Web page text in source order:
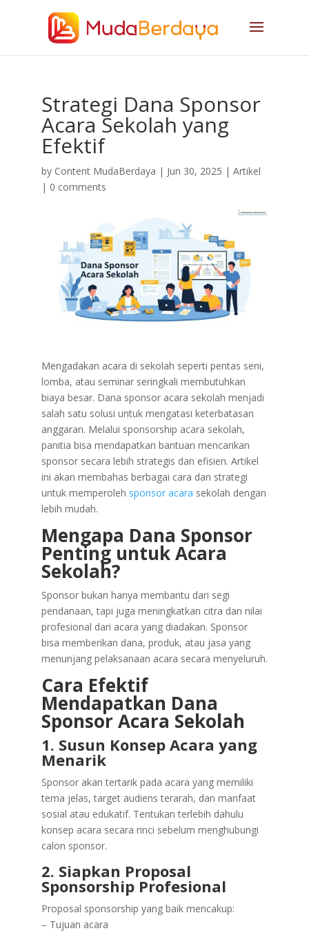
Strategi Dana Sponsor
Acara Sekolah yang
Efektif
by Content MudaBerdaya | Jun 30, 2025 | Artikel
| 0 comments
Mengadakan acara di sekolah seperti pentas seni,
lomba, atau seminar seringkali membutuhkan
biaya besar. Dana sponsor acara sekolah menjadi
salah satu solusi untuk mengatasi keterbatasan
anggaran. Melalui sponsorship acara sekolah,
panitia bisa mendapatkan bantuan mencarikan
sponsor secara lebih strategis dan efisien. Artikel
ini akan membahas berbagai cara dan strategi
untuk memperoleh sponsor acara sekolah dengan
lebih mudah.
Mengapa Dana Sponsor
Penting untuk Acara
Sekolah?
Sponsor bukan hanya membantu dari segi
pendanaan, tapi juga meningkatkan citra dan nilai
profesional dari acara yang diadakan. Sponsor
bisa memberikan dana, produk, atau jasa yang
menunjang pelaksanaan acara secara menyeluruh.
Cara Efektif
Mendapatkan Dana
Sponsor Acara Sekolah
1. Susun Konsep Acara yang
Menarik
Sponsor akan tertarik pada acara yang memiliki
tema jelas, target audiens terarah, dan manfaat
sosial atau edukatif. Tentukan terlebih dahulu
konsep acara secara rinci sebelum menghubungi
calon sponsor.
2. Siapkan Proposal
Sponsorship Profesional
Proposal sponsorship yang baik mencakup:
– Tujuan acara